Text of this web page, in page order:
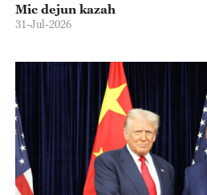
Mic dejun kazah
31-Jul-2026